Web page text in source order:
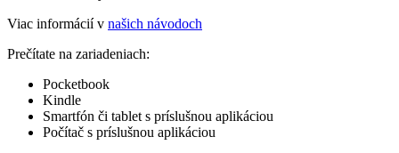
Viac informácií v našich návodoch
Prečítate na zariadeniach:
Pocketbook
Kindle
Smartfón či tablet s príslušnou aplikáciou
Počítač s príslušnou aplikáciou